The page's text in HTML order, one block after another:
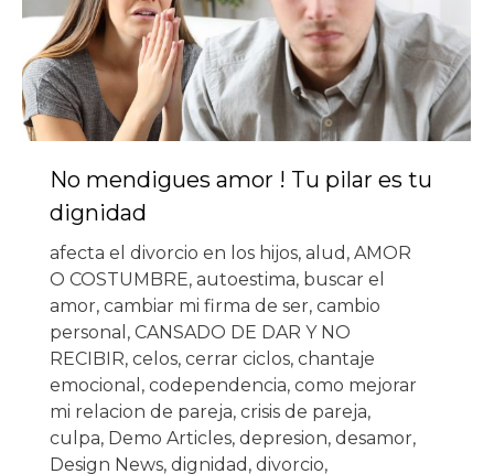
No mendigues amor ! Tu pilar es tu
dignidad
afecta el divorcio en los hijos, alud , AMOR
O COSTUMBRE, autoestima, buscar el
amor, cambiar mi firma de ser, cambio
personal , CANSADO DE DAR Y NO
RECIBIR, celos, cerrar ciclos, chantaje
emocional , codependencia, como mejorar
mi relacion de pareja, crisis de pareja,
culpa, Demo Articles, depresion, desamor,
Design News, dignidad , divorcio,